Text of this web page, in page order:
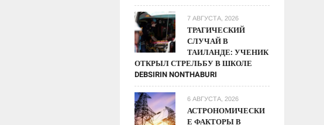
7 АВГУСТА, 2026
ТРАГИЧЕСКИЙ
СЛУЧАЙ В
ТАИЛАНДЕ: УЧЕНИК
ОТКРЫЛ СТРЕЛЬБУ В ШКОЛЕ
DEBSIRIN NONTHABURI
6 АВГУСТА, 2026
АСТРОНОМИЧЕСКИ
Е ФАКТОРЫ В